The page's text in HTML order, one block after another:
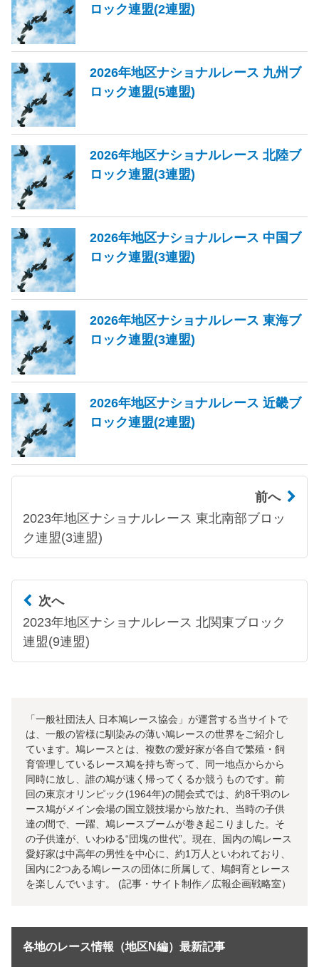
ロック連盟(2連盟)
2026年地区ナショナルレース 九州ブ
ロック連盟(5連盟)
2026年地区ナショナルレース 北陸ブ
ロック連盟(3連盟)
2026年地区ナショナルレース 中国ブ
ロック連盟(3連盟)
2026年地区ナショナルレース 東海ブ
ロック連盟(3連盟)
2026年地区ナショナルレース 近畿ブ
ロック連盟(2連盟)
前へ
2023年地区ナショナルレース 東北南部ブロッ
ク連盟(3連盟)
次へ
2023年地区ナショナルレース 北関東ブロック
連盟(9連盟)
「一般社団法人 日本鳩レース協会」が運営する当サイトで
は、一般の皆様に馴染みの薄い鳩レースの世界をご紹介し
ています。鳩レースとは、複数の愛好家が各自で繁殖・飼
育管理しているレース鳩を持ち寄って、同一地点からから
同時に放し、誰の鳩が速く帰ってくるか競うものです。前
回の東京オリンピック(1964年)の開会式では、約8千羽のレ
ース鳩がメイン会場の国立競技場から放たれ、当時の子供
達の間で、一躍、鳩レースブームが巻き起こりました。そ
の子供達が、いわゆる“団塊の世代”。現在、国内の鳩レース
愛好家は中高年の男性を中心に、約1万人といわれており、
国内に2つある鳩レースの団体に所属して、鳩飼育とレース
を楽しんでいます。 (記事・サイト制作／広報企画戦略室）
各地のレース情報（地区N編）最新記事